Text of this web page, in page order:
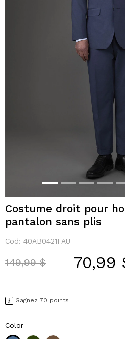
Costume droit pour
pantalon sans plis
Cod: 40AB0421FAU
Price reduced from
149,99 $to 70,99
Gagnez 70 points
Color